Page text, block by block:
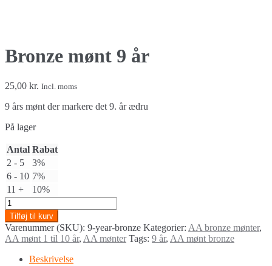
Bronze mønt 9 år
25,00 kr. Incl. moms
9 års mønt der markere det 9. år ædru
På lager
Antal Rabat
2 - 5
3%
6 - 10 7%
11 +
10%
Bronze
mønt
9
år
quantity
Tilføj til kurv
Varenummer (SKU): 9-year-bronze Kategorier: AA bronze mønter,
AA mønt 1 til 10 år, AA mønter Tags: 9 år, AA mønt bronze
Beskrivelse